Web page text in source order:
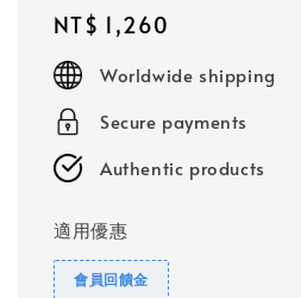
Regular
price
NT$ 1,260
Worldwide shipping
Secure payments
Authentic products
適用優惠
會員回饋金